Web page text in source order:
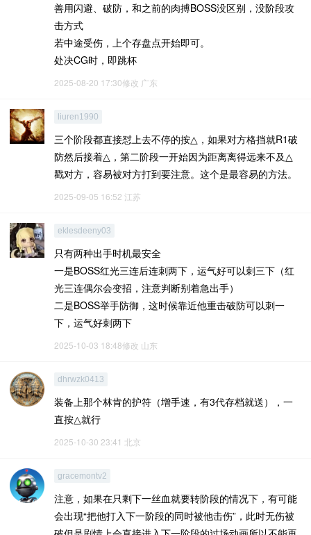
善用闪避、破防，和之前的肉搏BOSS没区别，没阶段攻
击方式
若中途受伤，上个存盘点开始即可。
处决CG时，即跳杯
2025-08-20 17:30修改 广东
liuren1990
三个阶段都直接怼上去不停的按△，如果对方格挡就R1破
防然后接着△，第二阶段一开始因为距离离得远来不及△
戳对方，容易被对方打到要注意。这个是最容易的方法。
2025-09-05 16:52 江苏
eklesdeeny03
只有两种出手时机最安全
一是BOSS红光三连后连刺两下，运气好可以刺三下（红
光三连偶尔会变招，注意判断别着急出手）
二是BOSS举手防御，这时候靠近他重击破防可以刺一
下，运气好刺两下
2025-10-03 18:48修改 山东
dhrwzk0413
装备上那个林肯的护符（增手速，有3代存档就送），一
直按△就行
2025-10-30 23:41 北京
gracemontv2
注意，如果在只剩下一丝血就要转阶段的情况下，有可能
会出现“把他打入下一阶段的同时被他击伤”，此时无伤被